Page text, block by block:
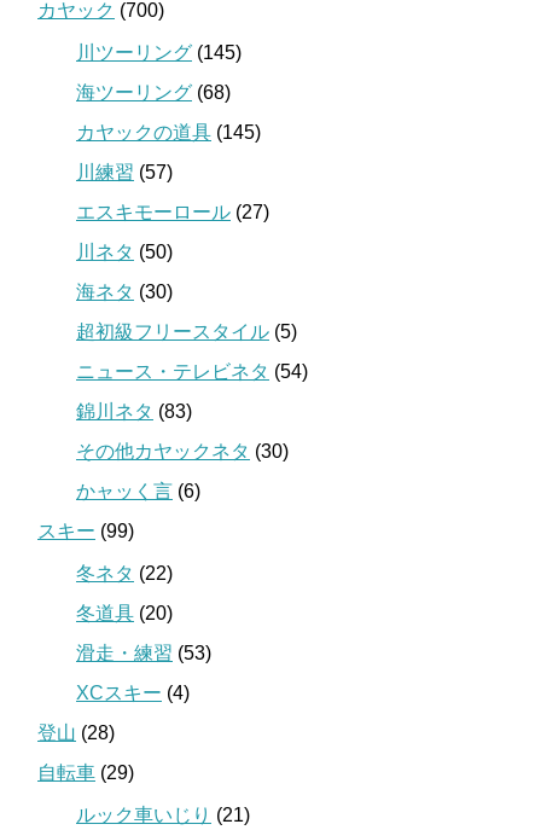
カヤック (700)
川ツーリング (145)
海ツーリング (68)
カヤックの道具 (145)
川練習 (57)
エスキモーロール (27)
川ネタ (50)
海ネタ (30)
超初級フリースタイル (5)
ニュース・テレビネタ (54)
錦川ネタ (83)
その他カヤックネタ (30)
かャッく言 (6)
スキー (99)
冬ネタ (22)
冬道具 (20)
滑走・練習 (53)
XCスキー (4)
登山 (28)
自転車 (29)
ルック車いじり (21)